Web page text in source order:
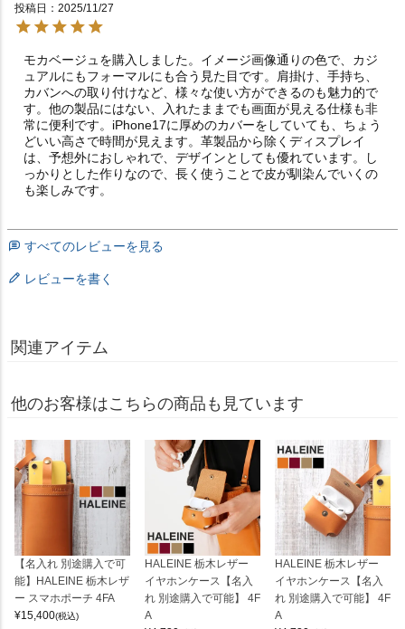
投稿日
2025/11/27
モカベージュを購入しました。イメージ画像通りの色で、カジ
ュアルにもフォーマルにも合う見た目です。肩掛け、手持ち、
カバンへの取り付けなど、様々な使い方ができるのも魅力的で
す。他の製品にはない、入れたままでも画面が見える仕様も非
常に便利です。iPhone17に厚めのカバーをしていても、ちょう
どいい高さで時間が見えます。革製品から除くディスプレイ
は、予想外におしゃれで、デザインとしても優れています。し
っかりとした作りなので、長く使うことで皮が馴染んでいくの
も楽しみです。
すべてのレビューを見る
レビューを書く
関連アイテム
他のお客様はこちらの商品も見ています
【名入れ 別途購入で可
能】HALEINE 栃木レザ
ー スマホポーチ 4FA
¥15,400(税込)
HALEINE 栃木レザー
イヤホンケース【名入
れ 別途購入で可能】 4F
A
HALEINE 栃木レザー
イヤホンケース【名入
れ 別途購入で可能】 4F
A